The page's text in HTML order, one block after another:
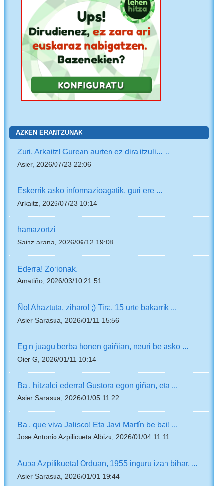
AZKEN ERANTZUNAK
Zuri, Arkaitz! Gurean aurten ez dira itzuli... ...
Asier, 2026/07/23 22:06
Eskerrik asko informazioagatik, guri ere ...
Arkaitz, 2026/07/23 10:14
hamazortzi
Sainz arana, 2026/06/12 19:08
Ederra! Zorionak.
Amatiño, 2026/03/10 21:51
Ño! Ahaztuta, ziharo! ;) Tira, 15 urte bakarrik ...
Asier Sarasua, 2026/01/11 15:56
Egin juagu berba honen gaiñian, neuri be asko ...
Oier G, 2026/01/11 10:14
Bai, hitzaldi ederra! Gustora egon giñan, eta ...
Asier Sarasua, 2026/01/05 11:22
Bai, que viva Jalisco! Eta Javi Martín be bai! ...
Jose Antonio Azpilicueta Albizu, 2026/01/04 11:11
Aupa Azpilikueta! Orduan, 1955 inguru izan bihar, ...
Asier Sarasua, 2026/01/01 19:44